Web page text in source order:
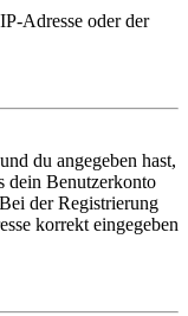
Adresse oder der
du angegeben hast,
dein Benutzerkonto
der Registrierung
korrekt eingegeben